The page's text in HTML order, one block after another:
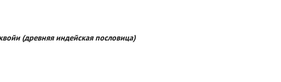
(древняя индейская пословица)